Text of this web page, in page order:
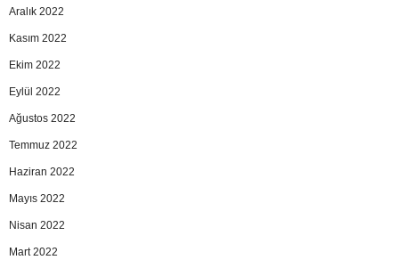
Aralık 2022
Kasım 2022
Ekim 2022
Eylül 2022
Ağustos 2022
Temmuz 2022
Haziran 2022
Mayıs 2022
Nisan 2022
Mart 2022